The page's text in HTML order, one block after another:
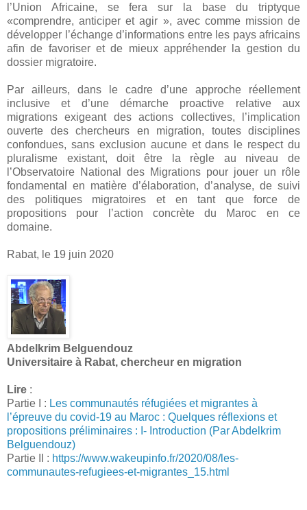
l’Union Africaine, se fera sur la base du triptyque
«comprendre, anticiper et agir », avec comme mission de
développer l’échange d’informations entre les pays africains
afin de favoriser et de mieux appréhender la gestion du
dossier migratoire.
Par ailleurs, dans le cadre d’une approche réellement
inclusive et d’une démarche proactive relative aux
migrations exigeant des actions collectives, l’implication
ouverte des chercheurs en migration, toutes disciplines
confondues, sans exclusion aucune et dans le respect du
pluralisme existant, doit être la règle au niveau de
l’Observatoire National des Migrations pour jouer un rôle
fondamental en matière d’élaboration, d’analyse, de suivi
des politiques migratoires et en tant que force de
propositions pour l’action concrète du Maroc en ce
domaine.
Rabat, le 19 juin 2020
Abdelkrim Belguendouz
Universitaire à Rabat, chercheur en migration
Lire :
Partie I : Les communautés réfugiées et migrantes à
l’épreuve du covid-19 au Maroc : Quelques réflexions et
propositions préliminaires : I- Introduction (Par Abdelkrim
Belguendouz)
Partie II : https://www.wakeupinfo.fr/2020/08/les-
communautes-refugiees-et-migrantes_15.html